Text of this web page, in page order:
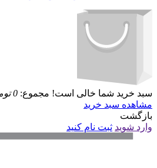
سبد خرید شما خالی است! مجموع: 0
مشاهده سبد خرید
بازگشت
وارد شوید ثبت نام کنید